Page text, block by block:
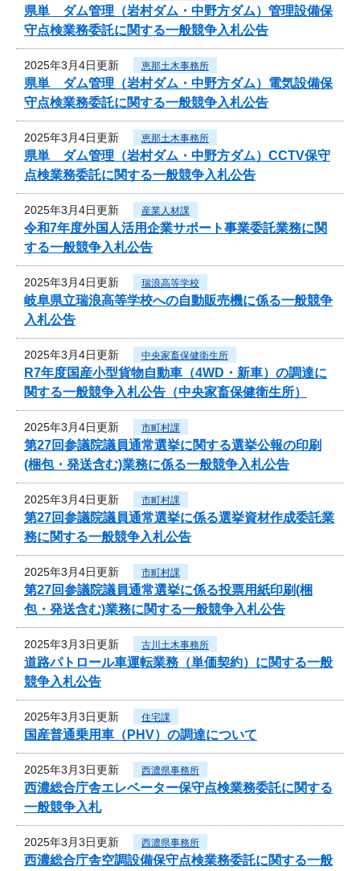
県単 ダム管理（岩村ダム・中野方ダム）管理設備保
守点検業務委託に関する一般競争入札公告
2025年3月4日更新 恵那土木事務所
県単 ダム管理（岩村ダム・中野方ダム）電気設備保
守点検業務委託に関する一般競争入札公告
2025年3月4日更新 恵那土木事務所
県単 ダム管理（岩村ダム・中野方ダム）CCTV保守
点検業務委託に関する一般競争入札公告
2025年3月4日更新 産業人材課
令和7年度外国人活用企業サポート事業委託業務に関
する一般競争入札公告
2025年3月4日更新 瑞浪高等学校
岐阜県立瑞浪高等学校への自動販売機に係る一般競争
入札公告
2025年3月4日更新 中央家畜保健衛生所
R7年度国産小型貨物自動車（4WD・新車）の調達に
関する一般競争入札公告（中央家畜保健衛生所）
2025年3月4日更新 市町村課
第27回参議院議員通常選挙に関する選挙公報の印刷
(梱包・発送含む)業務に係る一般競争入札公告
2025年3月4日更新 市町村課
第27回参議院議員通常選挙に係る選挙資材作成委託業
務に関する一般競争入札公告
2025年3月4日更新 市町村課
第27回参議院議員通常選挙に係る投票用紙印刷(梱
包・発送含む)業務に関する一般競争入札公告
2025年3月3日更新 古川土木事務所
道路パトロール車運転業務（単価契約）に関する一般
競争入札公告
2025年3月3日更新 住宅課
国産普通乗用車（PHV）の調達について
2025年3月3日更新 西濃県事務所
西濃総合庁舎エレベーター保守点検業務委託に関する
一般競争入札
2025年3月3日更新 西濃県事務所
西濃総合庁舎空調設備保守点検業務委託に関する一般